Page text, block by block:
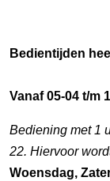
Bedientijden
Vanaf 05-04 t/m
Bediening met 1
22. Hiervoor
Woensdag,